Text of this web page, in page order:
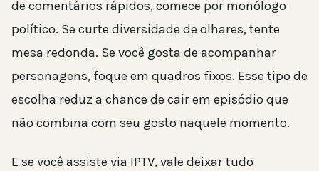
de comentários rápidos, comece por monólogo
político. Se curte diversidade de olhares, tente
mesa redonda. Se você gosta de acompanhar
personagens, foque em quadros fixos. Esse tipo de
escolha reduz a chance de cair em episódio que
não combina com seu gosto naquele momento.
E se você assiste via IPTV, vale deixar tudo